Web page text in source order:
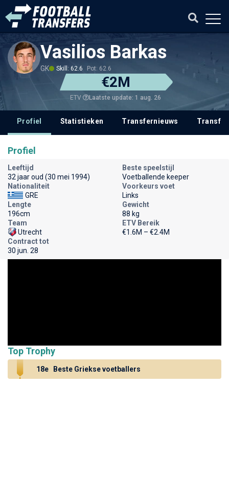
Vasilios Barkas
GK Skill: 62.6 Pot: 62.6
€2M
ETV Laatste update: 1 aug. 26
Profiel Statistieken Transfernieuws
Profiel
Leeftijd
32 jaar oud (30 mei 1994)
Beste speelstijl
Voetballende keeper
Nationaliteit
GRE
Voorkeurs voet
Links
Lengte
196cm
Gewicht
88 kg
Team
Utrecht
ETV Bereik
€1.6M – €2.4M
Contract tot
30 jun. 28
Top Trophy
18e Beste Griekse voetballers